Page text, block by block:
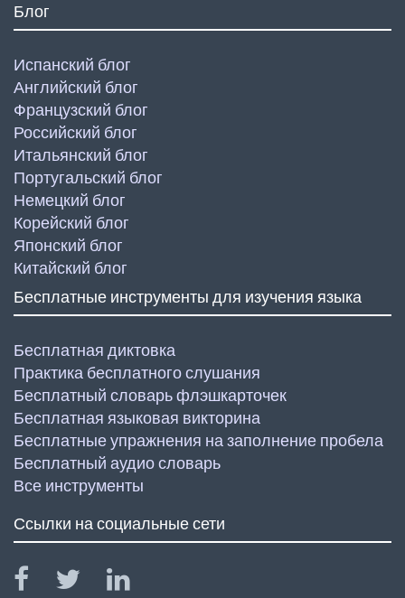
Блог
Испанский блог
Английский блог
Французский блог
Российский блог
Итальянский блог
Португальский блог
Немецкий блог
Корейский блог
Японский блог
Китайский блог
Бесплатные инструменты для изучения языка
Бесплатная диктовка
Практика бесплатного слушания
Бесплатный словарь флэшкарточек
Бесплатная языковая викторина
Бесплатные упражнения на заполнение пробела
Бесплатный аудио словарь
Все инструменты
Ссылки на социальные сети